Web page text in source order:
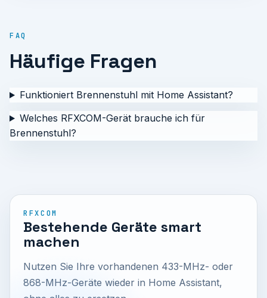
FAQ
Häufige Fragen
Funktioniert Brennenstuhl mit Home Assistant?
Welches RFXCOM-Gerät brauche ich für
Brennenstuhl?
RFXCOM
Bestehende Geräte smart
machen
Nutzen Sie Ihre vorhandenen 433-MHz- oder
868-MHz-Geräte wieder in Home Assistant,